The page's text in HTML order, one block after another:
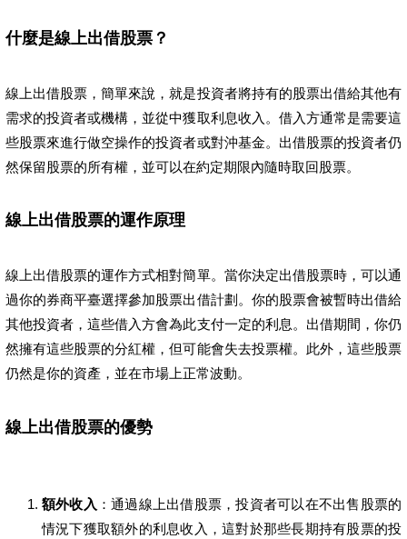
什麼是線上出借股票？
線上出借股票，簡單來說，就是投資者將持有的股票出借給其他有
需求的投資者或機構，並從中獲取利息收入。借入方通常是需要這
些股票來進行做空操作的投資者或對沖基金。出借股票的投資者仍
然保留股票的所有權，並可以在約定期限內隨時取回股票。
線上出借股票的運作原理
線上出借股票的運作方式相對簡單。當你決定出借股票時，可以通
過你的券商平臺選擇參加股票出借計劃。你的股票會被暫時出借給
其他投資者，這些借入方會為此支付一定的利息。出借期間，你仍
然擁有這些股票的分紅權，但可能會失去投票權。此外，這些股票
仍然是你的資產，並在市場上正常波動。
線上出借股票的優勢
額外收入 ：通過線上出借股票，投資者可以在不出售股票的
情況下獲取額外的利息收入，這對於那些長期持有股票的投